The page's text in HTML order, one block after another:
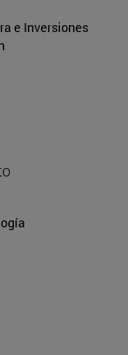
e Inversiones